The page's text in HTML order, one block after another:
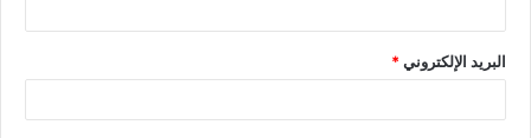
البريد الإلكتروني*